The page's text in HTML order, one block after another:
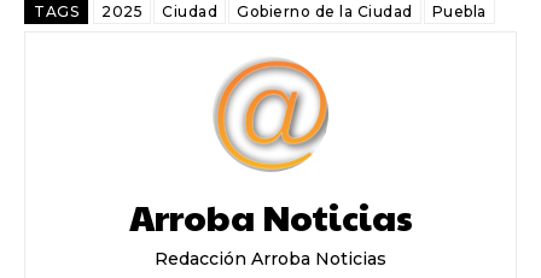
TAGS 2025 Ciudad Gobierno de la Ciudad Puebla
Arroba Noticias
Redacción Arroba Noticias